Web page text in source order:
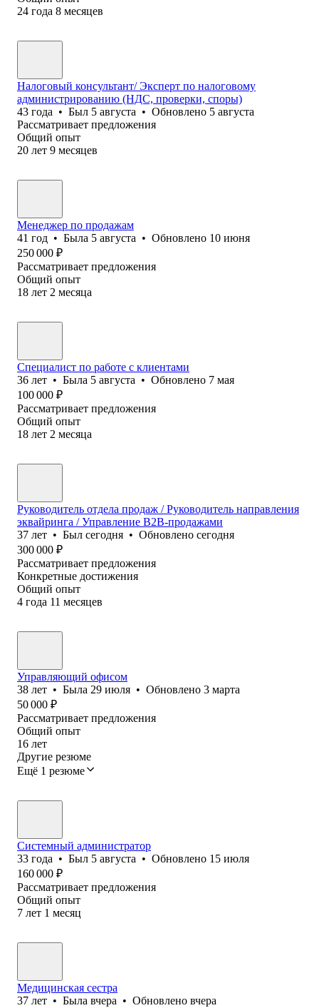
24 года 8 месяцев
Налоговый консультант/ Эксперт по налоговому
администрированию (НДС, проверки, споры)
43 года • Был 5 августа • Обновлено 5 августа
Рассматривает предложения
Общий опыт
20 лет 9 месяцев
Менеджер по продажам
41 год • Была 5 августа • Обновлено 10 июня
250 000 ₽
Рассматривает предложения
Общий опыт
18 лет 2 месяца
Специалист по работе с клиентами
36 лет • Была 5 августа • Обновлено 7 мая
100 000 ₽
Рассматривает предложения
Общий опыт
18 лет 2 месяца
Руководитель отдела продаж / Руководитель направления
эквайринга / Управление B2B-продажами
37 лет • Был сегодня • Обновлено сегодня
300 000 ₽
Рассматривает предложения
Конкретные достижения
Общий опыт
4 года 11 месяцев
Управляющий офисом
38 лет • Была 29 июля • Обновлено 3 марта
50 000 ₽
Рассматривает предложения
Общий опыт
16 лет
Другие резюме
Ещё 1 резюме
Системный администратор
33 года • Был 5 августа • Обновлено 15 июля
160 000 ₽
Рассматривает предложения
Общий опыт
7 лет 1 месяц
Медицинская сестра
37 лет • Была вчера • Обновлено вчера